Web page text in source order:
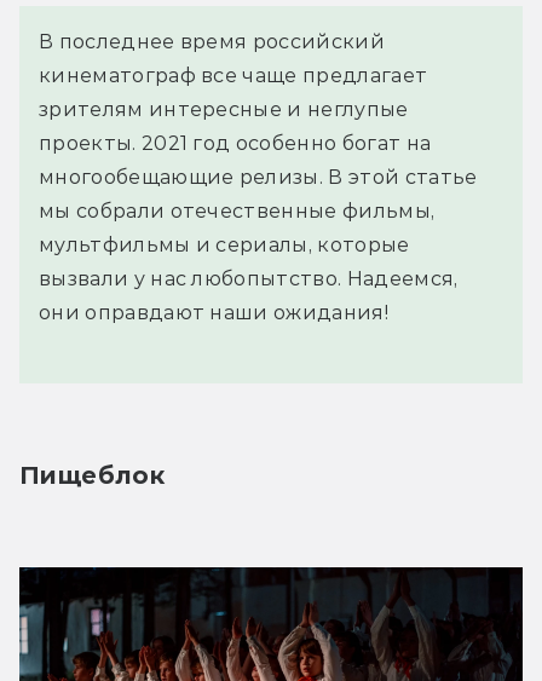
В последнее время российский
кинематограф все чаще предлагает
зрителям интересные и неглупые
проекты. 2021 год особенно богат на
многообещающие релизы. В этой статье
мы собрали отечественные фильмы,
мультфильмы и сериалы, которые
вызвали у нас любопытство. Надеемся,
они оправдают наши ожидания!
Пищеблок